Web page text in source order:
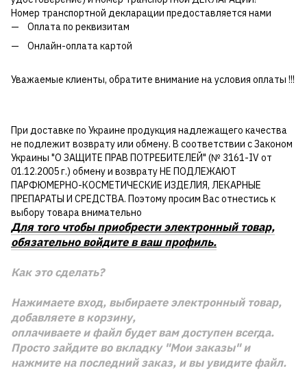
Номер транспортной декларации предоставляется нами
Оплата по реквизитам
Онлайн-оплата картой
Уважаемые клиенты, обратите внимание на условия оплаты !!!
При доставке по Украине продукция надлежащего качества
не подлежит возврату или обмену. В соответствии с Законом
Украины "О ЗАЩИТЕ ПРАВ ПОТРЕБИТЕЛЕЙ" (№ 3161-IV от
01.12.2005 г.) обмену и возврату НЕ ПОДЛЕЖАЮТ
ПАРФЮМЕРНО-КОСМЕТИЧЕСКИЕ ИЗДЕЛИЯ, ЛЕКАРНЫЕ
ПРЕПАРАТЫ И СРЕДСТВА. Поэтому просим Вас отнестись к
выбору товара внимательно
Для того чтобы приобрести электронный товар,
обязательно войдите в ваш профиль.
Как это сделать?
Нажимаете вход, выбираете электронный товар,
добавляете в корзину,
оплачиваете и файл будет вам доступен всегда.
Просто зайдите во вкладку "Мои заказы" и
нажмите на последний заказ, и вы увидите файл.